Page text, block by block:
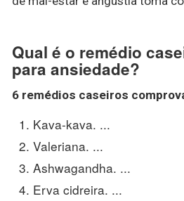
Qual é o remédio
para ansiedade?
6 remédios caseiros
Kava-kava. ...
Valeriana. ...
Ashwagandha. ...
Erva cidreira. ...